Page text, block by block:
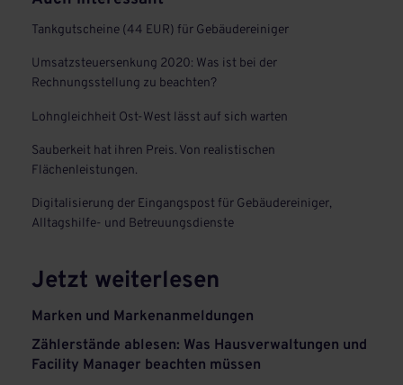
Tankgutscheine (44 EUR) für Gebäudereiniger
Umsatzsteuersenkung 2020: Was ist bei der
Rechnungsstellung zu beachten?
Lohngleichheit Ost-West lässt auf sich warten
Sauberkeit hat ihren Preis. Von realistischen
Flächenleistungen.
Digitalisierung der Eingangspost für Gebäudereiniger,
Alltagshilfe- und Betreuungsdienste
Jetzt weiterlesen
Marken und Markenanmeldungen
Zählerstände ablesen: Was Hausverwaltungen und
Facility Manager beachten müssen